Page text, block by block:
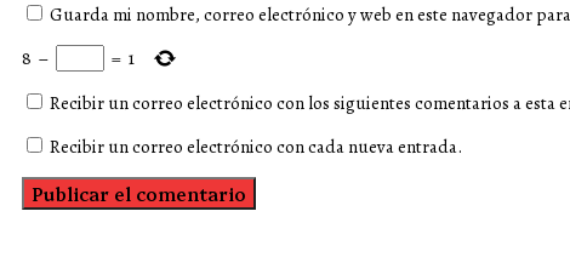
Guarda mi nombre, correo electrónico y web en este navegador
8 − = 1
Recibir un correo electrónico con los siguientes comentarios a esta
Recibir un correo electrónico con cada nueva entrada.